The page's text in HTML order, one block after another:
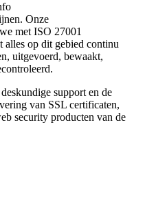
Onze
met ISO 27001
alles op dit gebied continu
uitgevoerd, bewaakt,
support en de
van SSL certificaten,
security producten van de